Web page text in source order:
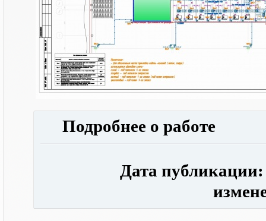
Подробнее о работе
Дата публикации: